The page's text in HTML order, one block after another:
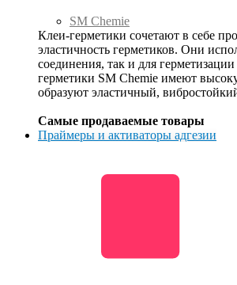
SM Chemie
Клеи-герметики сочетают в себе
эластичность герметиков. Они
соединения, так и для
герметики SM Chemie имеют
образуют эластичный,
Самые продаваемые товары
Праймеры и активаторы адгезии